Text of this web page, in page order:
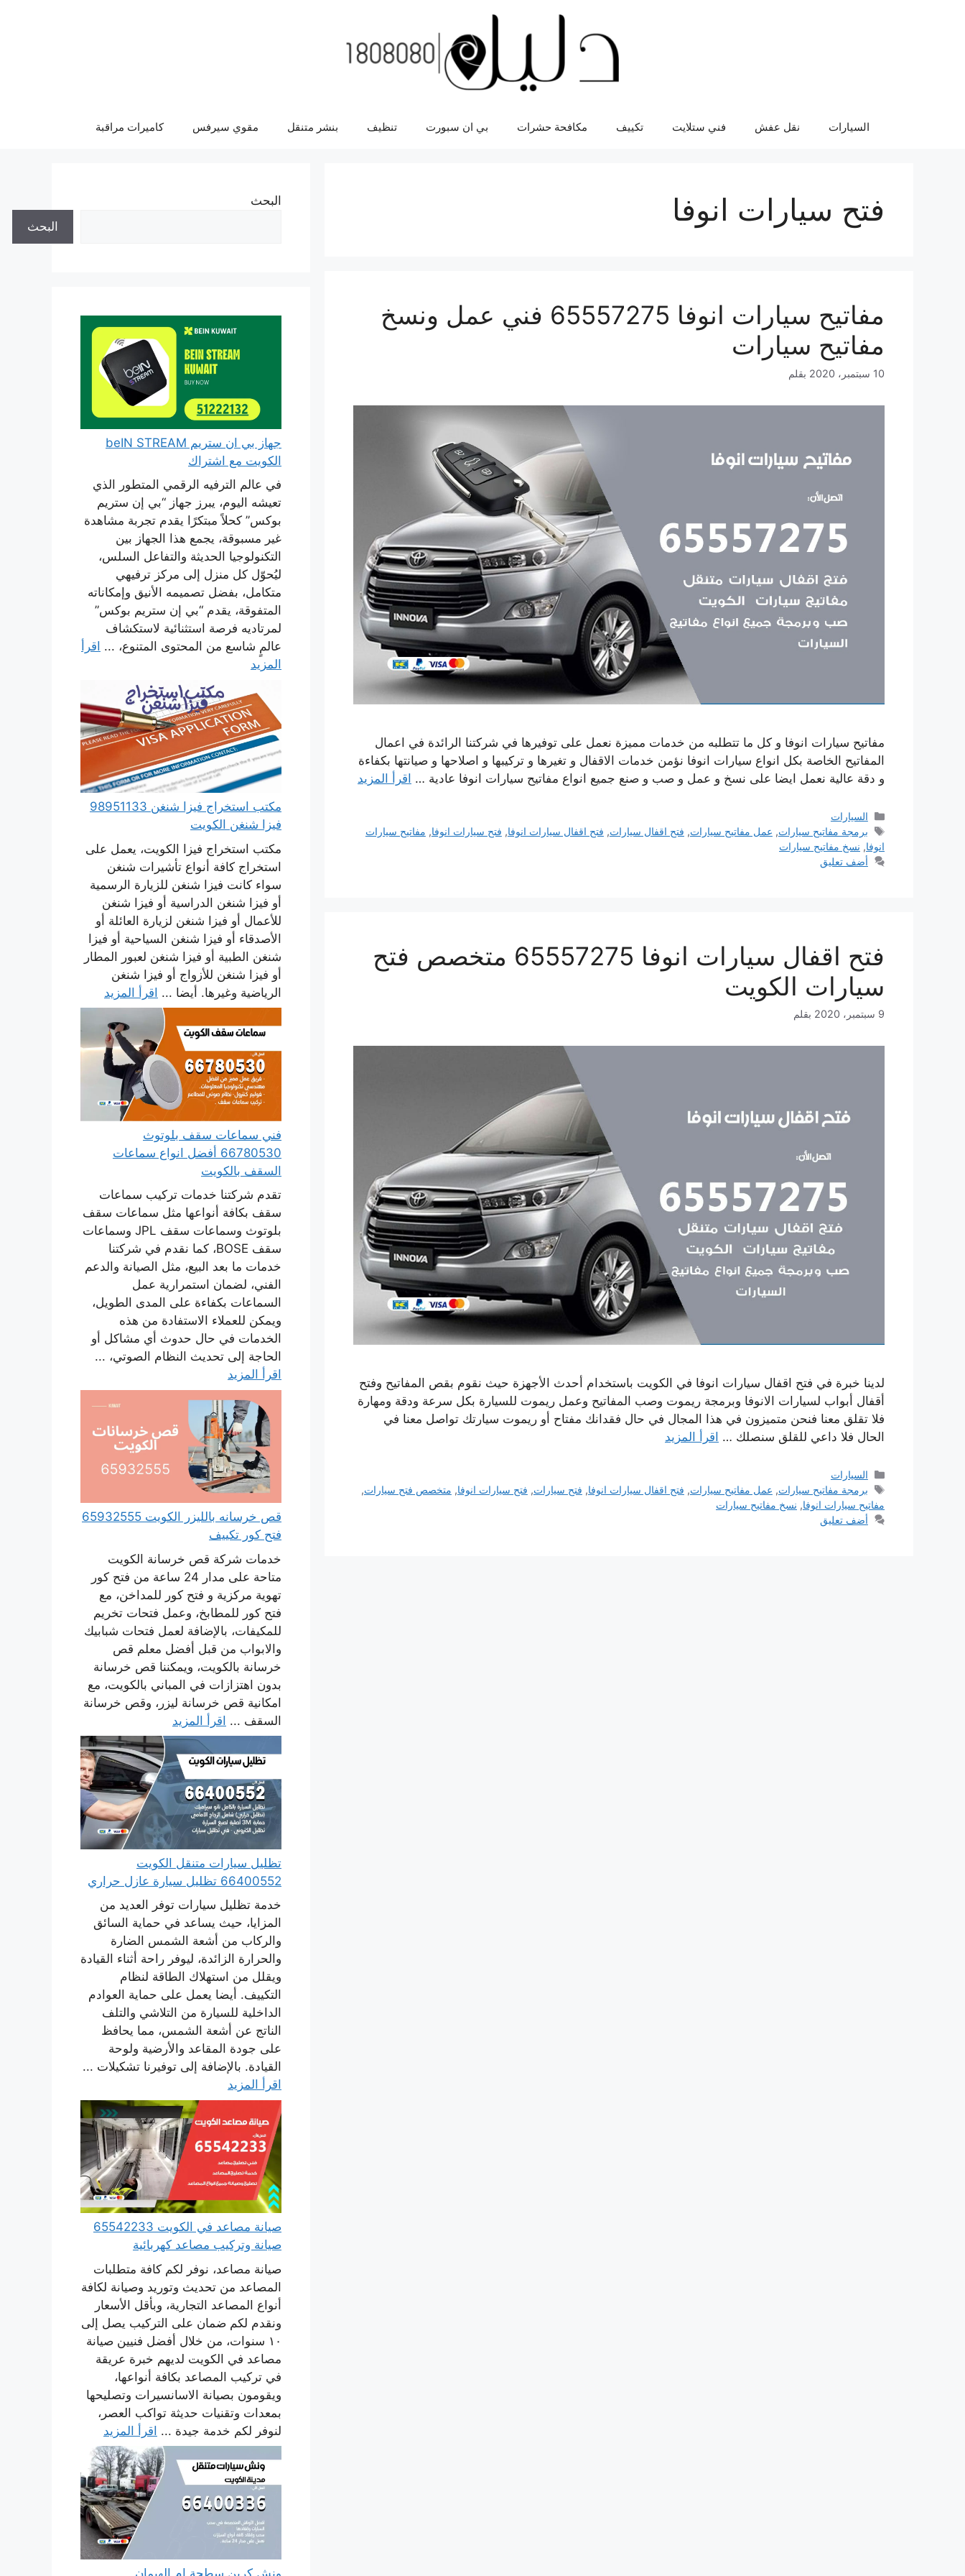
السيارات نقل عفش فني ستلايت تكييف مكافحة حشرات بي ان سبورت تنظيف بنشر متنقل مقوي سيرفس كاميرات مراقبة
فتح سيارات انوفا
مفاتيح سيارات انوفا 65557275 فني عمل ونسخ
مفاتيح سيارات
10 سبتمبر، 2020 بقلم
مفاتيح سيارات انوفا و كل ما تتطلبه من خدمات مميزة نعمل على توفيرها في شركتنا الرائدة في اعمال
المفاتيح الخاصة بكل انواع سيارات انوفا نؤمن خدمات الاقفال و تغيرها و تركيبها و اصلاحها و صيانتها بكفاءة
و دقة عالية نعمل ايضا على نسخ و عمل و صب و صنع جميع انواع مفاتيح سيارات انوفا عادية … اقرأ المزيد
التصنيفات
السيارات
الوسوم
برمجة مفاتيح سيارات, عمل مفاتيح سيارات, فتح اقفال سيارات, فتح اقفال سيارات انوفا, فتح سيارات انوفا, مفاتيح سيارات
انوفا, نسخ مفاتيح سيارات
أضف تعليق
فتح اقفال سيارات انوفا 65557275 متخصص فتح
سيارات الكويت
9 سبتمبر، 2020 بقلم
لدينا خبرة في فتح اقفال سيارات انوفا في الكويت باستخدام أحدث الأجهزة حيث نقوم بقص المفاتيح وفتح
أقفال أبواب لسيارات الانوفا وبرمجة ريموت وصب المفاتيح وعمل ريموت للسيارة بكل سرعة ودقة ومهارة
فلا تقلق معنا فنحن متميزون في هذا المجال في حال فقدانك مفتاح أو ريموت سيارتك تواصل معنا في
الحال فلا داعي للقلق سنصلك … اقرأ المزيد
التصنيفات
السيارات
الوسوم
برمجة مفاتيح سيارات, عمل مفاتيح سيارات, فتح اقفال سيارات انوفا, فتح سيارات, فتح سيارات انوفا, متخصص فتح سيارات,
مفاتيح سيارات انوفا, نسخ مفاتيح سيارات
أضف تعليق
البحث
البحث
جهاز بي ان ستريم beIN STREAM
الكويت مع اشتراك
في عالم الترفيه الرقمي المتطور الذي
تعيشه اليوم، يبرز جهاز “بي إن ستريم
بوكس” كحلاً مبتكرًا يقدم تجربة مشاهدة
غير مسبوقة، يجمع هذا الجهاز بين
التكنولوجيا الحديثة والتفاعل السلس،
ليُحوّل كل منزل إلى مركز ترفيهي
متكامل، بفضل تصميمه الأنيق وإمكاناته
المتفوقة، يقدم “بي إن ستريم بوكس”
لمرتاديه فرصة استثنائية لاستكشاف
عالمٍ شاسع من المحتوى المتنوع، ... اقرأ
المزيد
مكتب استخراج فيزا شنغن 98951133
فيزا شنغن الكويت
مكتب استخراج فيزا الكويت، يعمل على
استخراج كافة أنواع تأشيرات شنغن
سواء كانت فيزا شنغن للزيارة الرسمية
أو فيزا شنغن الدراسية أو فيزا شنغن
للأعمال أو فيزا شنغن لزيارة العائلة أو
الأصدقاء أو فيزا شنغن السياحية أو فيزا
شنغن الطبية أو فيزا شنغن لعبور المطار
أو فيزا شنغن للأزواج أو فيزا شنغن
الرياضية وغيرها. أيضا ... اقرأ المزيد
فني سماعات سقف بلوتوث
66780530 أفضل انواع سماعات
السقف بالكويت
تقدم شركتنا خدمات تركيب سماعات
سقف بكافة أنواعها مثل سماعات سقف
بلوتوث وسماعات سقف JPL وسماعات
سقف BOSE، كما نقدم في شركتنا
خدمات ما بعد البيع، مثل الصيانة والدعم
الفني، لضمان استمرارية عمل
السماعات بكفاءة على المدى الطويل،
ويمكن للعملاء الاستفادة من هذه
الخدمات في حال حدوث أي مشاكل أو
الحاجة إلى تحديث النظام الصوتي، ...
اقرأ المزيد
قص خرسانه بالليزر الكويت 65932555
فتح كور تكييف
خدمات شركة قص خرسانة الكويت
متاحة على مدار 24 ساعة من فتح كور
تهوية مركزية و فتح كور للمداخن، مع
فتح كور للمطابخ، وعمل فتحات تخريم
للمكيفات، بالإضافة لعمل فتحات شبابيك
والابواب من قبل أفضل معلم قص
خرسانة بالكويت، ويمكننا قص خرسانة
بدون اهتزازات في المباني بالكويت، مع
امكانية قص خرسانة ليزر، وقص خرسانة
السقف ... اقرأ المزيد
تظليل سيارات متنقل الكويت
66400552 تظليل سيارة عازل حراري
خدمة تظليل سيارات توفر العديد من
المزايا، حيث يساعد في حماية السائق
والركاب من أشعة الشمس الضارة
والحرارة الزائدة، ليوفر راحة أثناء القيادة
ويقلل من استهلاك الطاقة لنظام
التكييف. أيضا يعمل على حماية العوادم
الداخلية للسيارة من التلاشي والتلف
الناتج عن أشعة الشمس، مما يحافظ
على جودة المقاعد والأرضية ولوحة
القيادة. بالإضافة إلى توفيرنا تشكيلات ...
اقرأ المزيد
صيانة مصاعد في الكويت 65542233
صيانة وتركيب مصاعد كهربائية
صيانة مصاعد، نوفر لكم كافة متطلبات
المصاعد من تحديث وتوريد وصيانة لكافة
أنواع المصاعد التجارية، وبأقل الأسعار
ونقدم لكم ضمان على التركيب يصل إلى
١٠ سنوات، من خلال أفضل فنيين صيانة
مصاعد في الكويت لديهم خبرة عريقة
في تركيب المصاعد بكافة أنواعها،
ويقومون بصيانة الاسانسيرات وتصليحها
بمعدات وتقنيات حديثة تواكب العصر،
لنوفر لكم خدمة جيدة ... اقرأ المزيد
ونش كرين سطحة ام الهيمان